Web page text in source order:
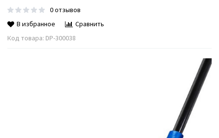
0 отзывов
В избранное
Сравнить
Код товара: DP-300038